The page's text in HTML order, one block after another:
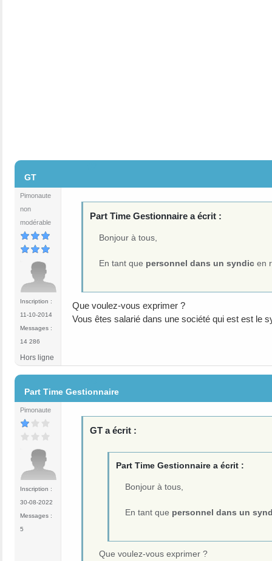
GT
Pimonaute
non
modérable
Inscription :
11-10-2014
Messages :
14 286
Part Time Gestionnaire a écrit :
Bonjour à tous,
En tant que personnel dans un syndic en
Que voulez-vous exprimer ?
Vous êtes salarié dans une société qui est est le
Hors ligne
Part Time Gestionnaire
Pimonaute
Inscription :
30-08-2022
Messages :
5
GT a écrit :
Part Time Gestionnaire a écrit :
Bonjour à tous,
En tant que personnel dans un
Que voulez-vous exprimer ?